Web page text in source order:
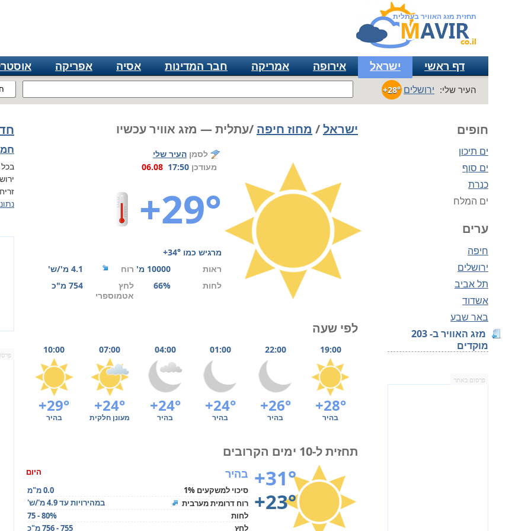
תחזית מזג האוויר בעתלית
דף ראשי ישראל אירופה אמריקה חבר המדינות אסיה אפריקה
העיר שלי: ירושלים +28°
חופים
ים תיכון
ים סוף
כנרת
ים המלח
ערים
חיפה
ירושלים
תל אביב
אשדוד
באר שבע
מזג האוויר ב- 203
מוקדים
פרסום באתר
ישראל/ מחוז חיפה /עתלית — מזג אוויר עכשיו
לסמן העיר שלי
מעודכן 17:50
06.08
+29°
מרגיש כמו +34°
ראות
10000 מ' רוח
4.1 מ'/ש'
לחות
66%
לחץ
אטמוספרי
754 מ"כ
לפי שעה
19:00
22:00
01:00
04:00
07:00
10:00
+28°
+26°
+24°
+24°
+24°
+29°
בהיר בהיר בהיר בהיר מעונן חלקית בהיר
תחזית ל-10 ימים הקרובים
+31°
+23°
היום בהיר
סיכוי למשקעים 1%
0.0 מ"מ
רוח דרומית מערבית
במהירויות עד 4.9 מ'/ש'
לחות
75 - 80%
לחץ
755 - 756 מ"כ
זריחה ב